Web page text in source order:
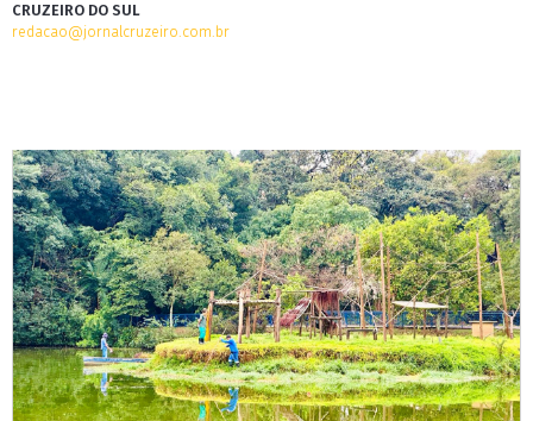
CRUZEIRO DO SUL
redacao@jornalcruzeiro.com.br